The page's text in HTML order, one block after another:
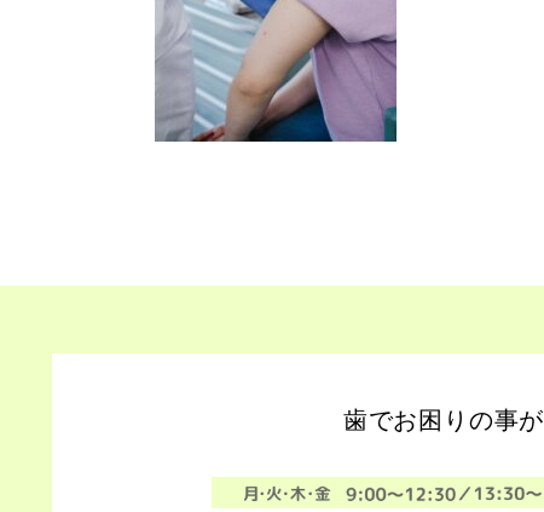
歯でお困りの事